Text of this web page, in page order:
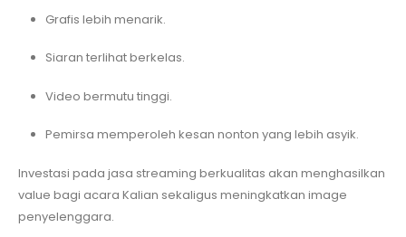
Grafis lebih menarik.
Siaran terlihat berkelas.
Video bermutu tinggi.
Pemirsa memperoleh kesan nonton yang lebih asyik.
Investasi pada jasa streaming berkualitas akan menghasilkan
value bagi acara Kalian sekaligus meningkatkan image
penyelenggara.